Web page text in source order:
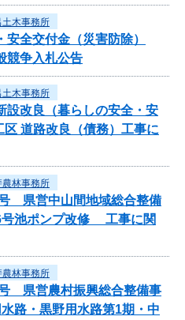
土木事務所
全交付金（災害防除）
競争入札公告
土木事務所
設改良（暮らしの安全・安
道路改良（債務）工事に
農林事務所
県営中山間地域総合整備
池ポンプ改修 工事に関
農林事務所
県営農村振興総合整備事
・黒野用水路第1期・中